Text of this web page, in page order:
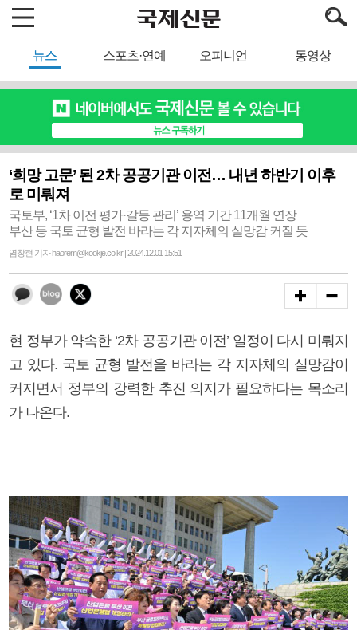
뉴스 스포츠·연예 오피니언 동영상
‘희망 고문’ 된 2차 공공기관 이전… 내년 하반기 이후
로 미뤄져
국토부, ‘1차 이전 평가·갈등 관리’ 용역 기간 11개월 연장
부산 등 국토 균형 발전 바라는 각 지자체의 실망감 커질 듯
염창현 기자 haorem@kookje.co.kr | 2024.12.01 15:51
현 정부가 약속한 ‘2차 공공기관 이전’ 일정이 다시 미뤄지
고 있다. 국토 균형 발전을 바라는 각 지자체의 실망감이
커지면서 정부의 강력한 추진 의지가 필요하다는 목소리
가 나온다.